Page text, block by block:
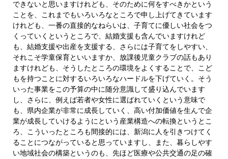
できないと思いますけれども、そのために何をすべきかという
ことを、これまでもいろいろなところで申し上げてきています
けれども、一番の直接的なねらいは、子育てに優しい社会をつ
くっていくというところで、結婚支援も含んでいますけれど
も、結婚支援や出産を支援する、さらには子育てをしやすい、
それこそ学童保育といいますか、放課後児童クラブの話もあり
ますけれども、そうしたところの環境をよくすることで、こど
もを持つことに対するいろいろなハードルを下げていく。そう
いった事業をこの予算の中に随分意識して盛り込んでいます
し、さらに、例えば若者や女性に選ばれていくという意味で
も、県内企業が非常に成長していく、高い付加価値を生んで企
業が成長していけるようにという産業構造への転換というとこ
ろ、こういったところも間接的には、新潟に人を引きつけてく
ることにつながっていると思っていますし、また、暮らしやす
い地域社会の構築というのも、先ほど医療や公共交通の足の確